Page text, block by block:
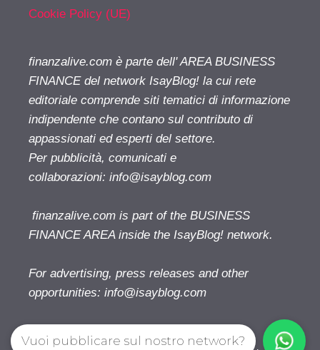
Cookie Policy (UE)
finanzalive.com è parte dell' AREA BUSINESS
FINANCE del network IsayBlog! la cui rete
editoriale comprende siti tematici di informazione
indipendente che contano sul contributo di
appassionati ed esperti del settore.
Per pubblicità, comunicati e
collaborazioni: info@isayblog.com
finanzalive.com is part of the BUSINESS
FINANCE AREA inside the IsayBlog! network.
For advertising, press releases and other
opportunities: info@isayblog.com
Vuoi pubblicare sul nostro network?